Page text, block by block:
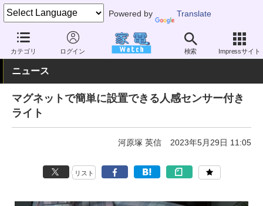
Powered by Translate
カテゴリ ログイン 検索 Impressサイト
家電 Watch 生活家電 照明器具 懐中電灯
ニュース
マグネットで簡単に設置できる人感センサー付き
ライト
河原塚 英信 2023年5月29日 11:05
リスト